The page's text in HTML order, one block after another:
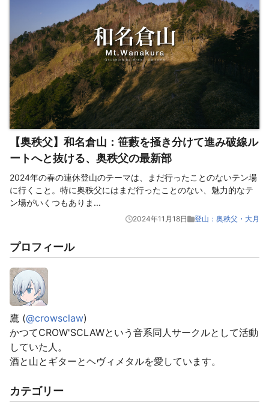
【奥秩父】和名倉山：笹藪を掻き分けて進み破線ル
ートへと抜ける、奥秩父の最新部
2024年の春の連休登山のテーマは、まだ行ったことのないテン場
に行くこと。特に奥秩父にはまだ行ったことのない、魅力的なテ
ン場がいくつもありま ...
2024年11月18日 登山：奥秩父・大月
プロフィール
鷹 (@crowsclaw)
かつてCROW'SCLAWという音系同人サークルとして活動
していた人。
酒と山とギターとヘヴィメタルを愛しています。
カテゴリー